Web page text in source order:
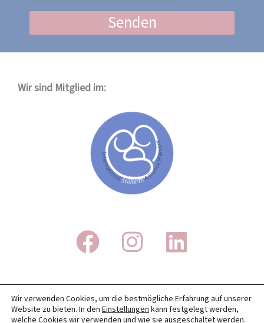
Senden
Wir sind Mitglied im:
IMPRESSUM
DATENSCHUTZ
Wir verwenden Cookies, um die bestmögliche Erfahrung auf unserer
Website zu bieten. In den Einstellungenkann festgelegt werden,
welche Cookies wir verwenden und wie sie ausgeschaltet werden.